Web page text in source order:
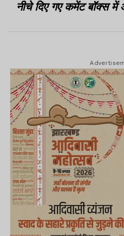
नीचे दिए गए कमेंट बॉक्स में